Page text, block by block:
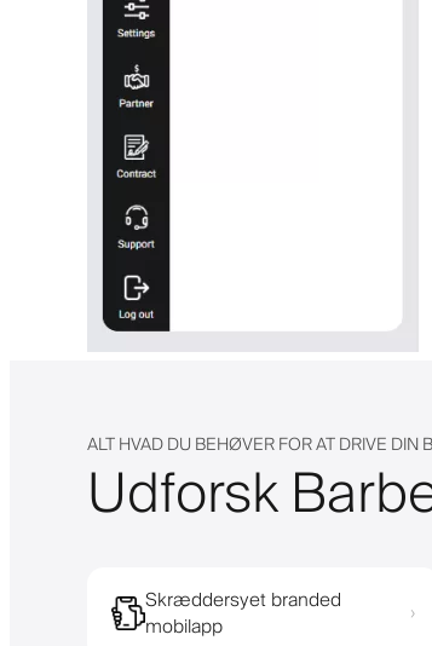
ALT HVAD DU BEHØVER FOR AT DRIVE DIN
Udforsk
Skræddersyet branded
mobilapp
›